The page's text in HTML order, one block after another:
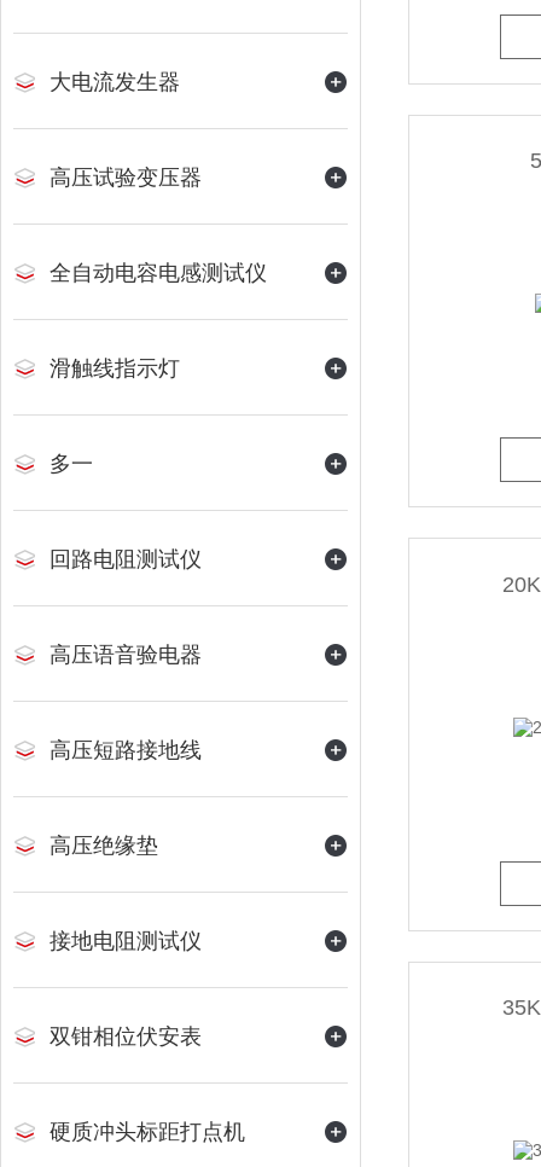
大电流发生器
高压试验变压器
全自动电容电感测试仪
滑触线指示灯
多一
回路电阻测试仪
高压语音验电器
高压短路接地线
高压绝缘垫
接地电阻测试仪
双钳相位伏安表
硬质冲头标距打点机